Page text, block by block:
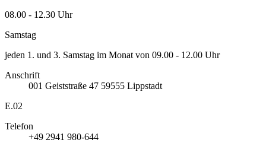
08.00 - 12.30 Uhr
Samstag
jeden 1. und 3. Samstag im Monat von 09.00 - 12.00 Uhr
Anschrift
001 Geiststraße 47 59555 Lippstadt
E.02
Telefon
+49 2941 980-644